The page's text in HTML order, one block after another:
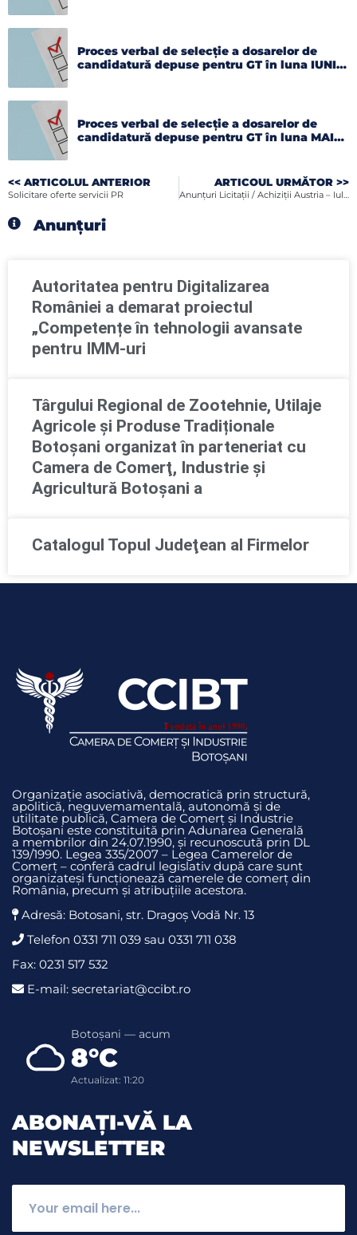
Proces verbal de selecție a dosarelor de
candidatură depuse pentru GT în luna IUNIE
Proces verbal de selecție a dosarelor de
candidatură depuse pentru GT în luna MAI
<< ARTICOLUL ANTERIOR
Solicitare oferte servicii PR
ARTICOUL URMĂTOR >>
Anunțuri Licitații / Achiziții Austria – Iulie 2018
Anunțuri
Autoritatea pentru Digitalizarea
României a demarat proiectul
„Competențe în tehnologii avansate
pentru IMM-uri
Târgului Regional de Zootehnie, Utilaje
Agricole și Produse Tradiționale
Botoșani organizat în parteneriat cu
Camera de Comerţ, Industrie şi
Agricultură Botoşani a
Catalogul Topul Judeţean al Firmelor
Organizație asociativă, democratică prin structură,
apolitică, neguvemamentală, autonomă și de
utilitate publică, Camera de Comerț și Industrie
Botoșani este constituită prin Adunarea Generală
a membrilor din 24.07.1990, și recunoscută prin DL
139/1990. Legea 335/2007 – Legea Camerelor de
Comerț – conferă cadrul legislativ după care sunt
organizateși funcționează camerele de comerț din
România, precum și atribuțiile acestora.
Adresă: Botosani, str. Dragoş Vodă Nr. 13
Telefon 0331 711 039 sau 0331 711 038
Fax: 0231 517 532
E-mail: secretariat@ccibt.ro
Botoșani — acum
8°C
Actualizat: 11:20
ABONAȚI-VĂ LA
NEWSLETTER